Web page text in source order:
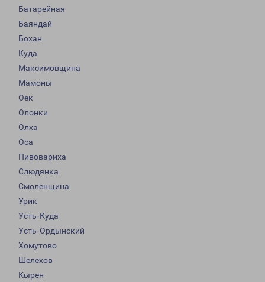
Батарейная
Баяндай
Бохан
Куда
Максимовщина
Мамоны
Оек
Олонки
Олха
Оса
Пивовариха
Слюдянка
Смоленщина
Урик
Усть-Куда
Усть-Ордынский
Хомутово
Шелехов
Кырен